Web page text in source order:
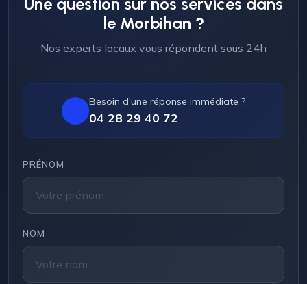
le Morbihan ?
Nos experts locaux vous répondent sous 24h
Besoin d'une réponse immédiate ?
04 28 29 40 72
PRÉNOM
NOM